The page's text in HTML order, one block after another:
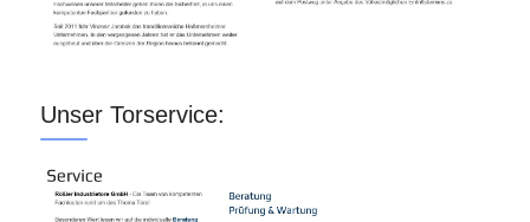
Unser Torservice: